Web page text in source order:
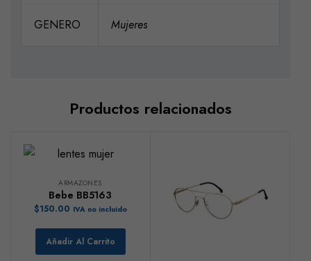
GENERO Mujeres
Productos relacionados
ARMAZONES
Bebe BB5163
$150.00 IVA no incluido
Añadir Al Carrito